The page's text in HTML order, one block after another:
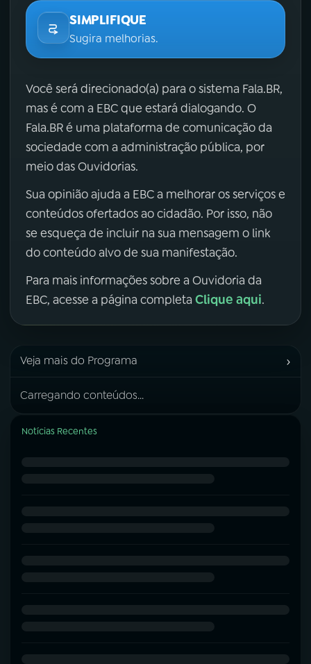
SIMPLIFIQUE
Sugira melhorias.
Você será direcionado(a) para o sistema Fala.BR,
mas é com a EBC que estará dialogando. O
Fala.BR é uma plataforma de comunicação da
sociedade com a administração pública, por
meio das Ouvidorias.
Sua opinião ajuda a EBC a melhorar os serviços e
conteúdos ofertados ao cidadão. Por isso, não
se esqueça de incluir na sua mensagem o link
do conteúdo alvo de sua manifestação.
Para mais informações sobre a Ouvidoria da
EBC, acesse a página completa Clique aqui.
Veja mais do Programa ›
Carregando conteúdos...
Notícias Recentes